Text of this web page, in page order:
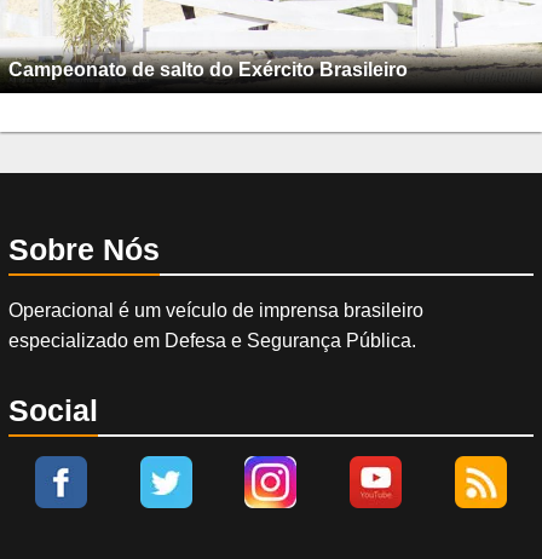
Campeonato de salto do Exército Brasileiro
Sobre Nós
Operacional é um veículo de imprensa brasileiro
especializado em Defesa e Segurança Pública.
Social